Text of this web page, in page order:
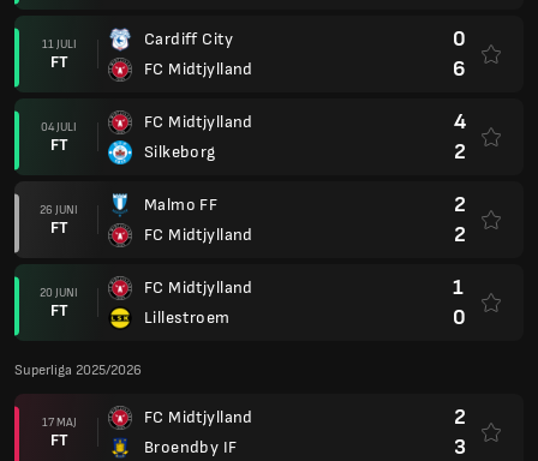
11 JULI
FT
Cardiff City
FC Midtjylland
0
6
04 JULI
FT
FC Midtjylland
Silkeborg
4
2
26 JUNI
FT
Malmo FF
FC Midtjylland
2
2
20 JUNI
FT
FC Midtjylland
Lillestroem
1
0
Superliga 2025/2026
17 MAJ
FT
FC Midtjylland
Broendby IF
2
3